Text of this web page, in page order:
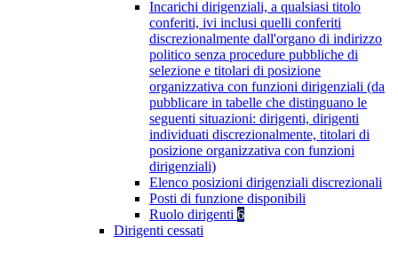
Incarichi dirigenziali, a qualsiasi titolo
conferiti, ivi inclusi quelli conferiti
discrezionalmente dall'organo di indirizzo
politico senza procedure pubbliche di
selezione e titolari di posizione
organizzativa con funzioni dirigenziali (da
pubblicare in tabelle che distinguano le
seguenti situazioni: dirigenti, dirigenti
individuati discrezionalmente, titolari di
posizione organizzativa con funzioni
dirigenziali)
Elenco posizioni dirigenziali discrezionali
Posti di funzione disponibili
Ruolo dirigenti 6
Dirigenti cessati